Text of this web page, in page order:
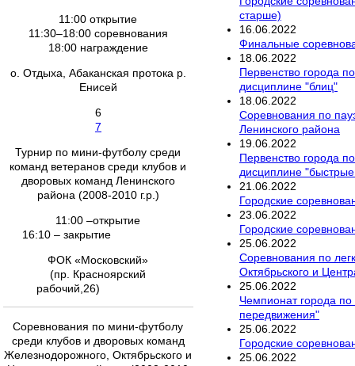
11:00 открытие
11:30–18:00 соревнования
18:00 награждение
о. Отдыха, Абаканская протока р.
Енисей
6
7
Турнир по мини-футболу среди
команд ветеранов среди клубов и
дворовых команд Ленинского
района (2008-2010 г.р.)
11:00 –открытие
16:10 – закрытие
ФОК «Московский»
(пр. Красноярский
рабочий,26)
Соревнования по мини-футболу
среди клубов и дворовых команд
Железнодорожного, Октябрьского и
старше)
16 06 2022
Финальные
18 06 2022
Первенство города
дисциплине "блиц"
18 06 2022
Соревнования по
Ленинского района
19 06 2022
Первенство города
дисциплине
21 06 2022
Городские
23 06 2022
Городские
25 06 2022
Соревнования по
Октябрьского и
25 06 2022
Чемпионат города по
передвижения"
25 06 2022
Городские
25 06 2022